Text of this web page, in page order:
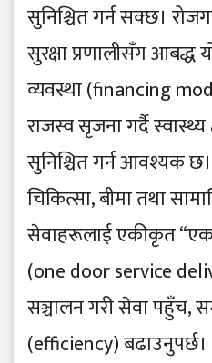
सुनिश्चित गर्न सक्छ।
सुरक्षा प्रणालीसँग आबद्ध
व्यवस्था (financing
राजस्व सृजना गर्दै स्वास्थ्य
सुनिश्चित गर्न आवश्यक
चिकित्सा, बीमा तथा
सेवाहरूलाई एकीकृत
(one door service
सञ्चालन गरी सेवा पहुँच,
(efficiency) बढाउनुपर्छ।